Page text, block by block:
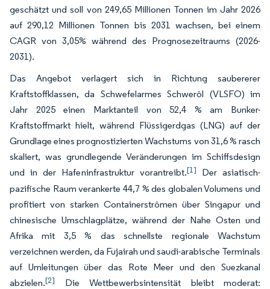
geschätzt und soll von 249,65 Millionen Tonnen im Jahr 2026
auf 290,12 Millionen Tonnen bis 2031 wachsen, bei einem
CAGR von 3,05% während des Prognosezeitraums (2026-
2031).
Das Angebot verlagert sich in Richtung saubererer
Kraftstoffklassen, da Schwefelarmes Schweröl (VLSFO) im
Jahr 2025 einen Marktanteil von 52,4 % am Bunker-
Kraftstoffmarkt hielt, während Flüssigerdgas (LNG) auf der
Grundlage eines prognostizierten Wachstums von 31,6 % rasch
skaliert, was grundlegende Veränderungen im Schiffsdesign
und in der Hafeninfrastruktur vorantreibt.[1] Der asiatisch-
pazifische Raum verankerte 44,7 % des globalen Volumens und
profitiert von starken Containerströmen über Singapur und
chinesische Umschlagplätze, während der Nahe Osten und
Afrika mit 3,5 % das schnellste regionale Wachstum
verzeichnen werden, da Fujairah und saudi-arabische Terminals
auf Umleitungen über das Rote Meer und den Suezkanal
abzielen.[2]
Die Wettbewerbsintensität bleibt moderat: